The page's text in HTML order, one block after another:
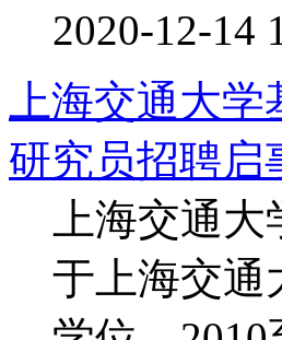
2020-12-14
上海交通大
研究员招聘启
上海交通
于上海交通